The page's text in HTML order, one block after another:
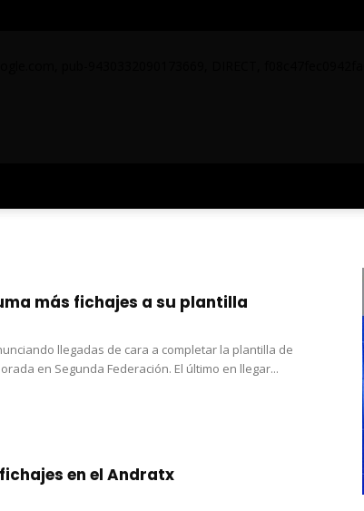
más fichajes a su plantilla
llegadas de cara a completar la plantilla de
en Segunda Federación. El último en llegar...
en el Andratx